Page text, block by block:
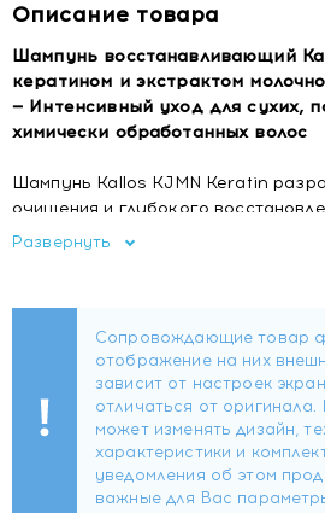
Описание товара
Шампунь восстанавливающий
кератином и экстрактом
— Интенсивный уход для сухих,
химически обработанных волос
Шампунь Kallos KJMN Keratin
очищения и глубокого
структурную целостность под
двойным комплексом активных
и молочным протеином, — которые
синергетически для укрепления
волоса и восстановления
Результат — мягкие, послушные
сиянием без эффекта
Кератин: восстановление
Развернуть